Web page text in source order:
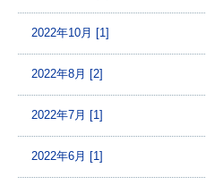
2022年10月 [1]
2022年8月 [2]
2022年7月 [1]
2022年6月 [1]